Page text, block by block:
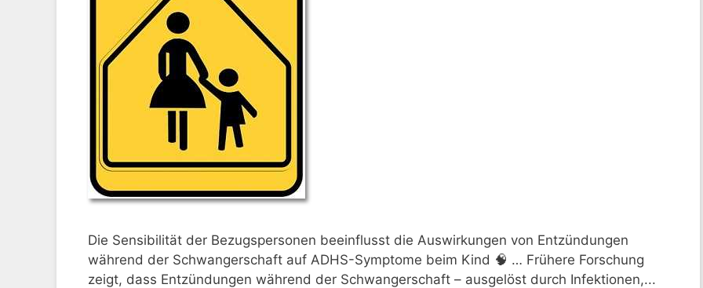
Die Sensibilität der Bezugspersonen beeinflusst die Auswirkungen von Entzündungen
während der Schwangerschaft auf ADHS-Symptome beim Kind 🧠 … Frühere Forschung
zeigt, dass Entzündungen während der Schwangerschaft – ausgelöst durch Infektionen,...